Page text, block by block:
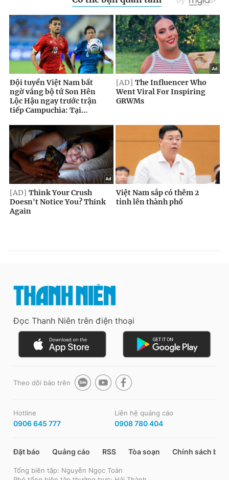
Đọc Thanh Niên trên điện thoại
Theo dõi báo trên
Hotline
0906 645 777
Liên hệ quảng cáo
0908 780 404
Đặt báo Quảng cáo RSS Tòa soạn Chính sách bảo
Tổng biên tập: Nguyễn Ngọc Toàn